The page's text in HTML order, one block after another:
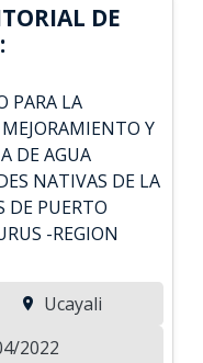
DE
PARA LA
Y
DE AGUA
NATIVAS DE LA
DE PUERTO
-REGION
Ucayali
2022